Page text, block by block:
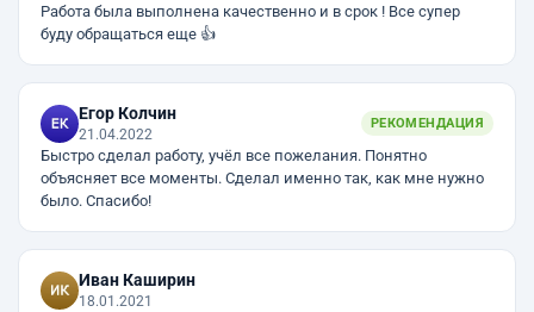
Работа была выполнена качественно и в срок ! Все супер
буду обращаться еще 👍
Егор Колчин
21.04.2022
РЕКОМЕНДАЦИЯ
Быстро сделал работу, учёл все пожелания. Понятно
объясняет все моменты. Сделал именно так, как мне нужно
было. Спасибо!
Иван Каширин
18.01.2021